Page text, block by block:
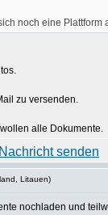
noch eine
zu versenden.
alle Dokumente.
Litauen)
nochladen und